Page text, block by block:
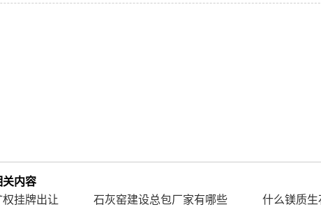
关内容
挂牌出让
石灰窑建设总包厂家有哪些
什么镁质生